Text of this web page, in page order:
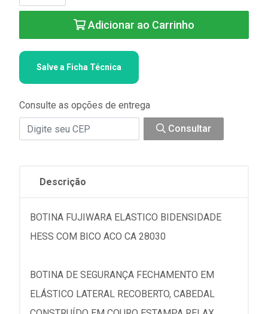
Adicionar ao Carrinho
Salve a Ficha Técnica
Consulte as opções de entrega
Consultar
Descrição
BOTINA FUJIWARA ELASTICO BIDENSIDADE
HESS COM BICO ACO CA 28030
BOTINA DE SEGURANÇA FECHAMENTO EM
ELÁSTICO LATERAL RECOBERTO, CABEDAL